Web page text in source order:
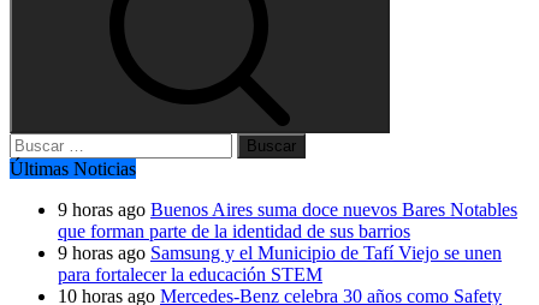
Buscar:
Últimas Noticias
9 horas ago Buenos Aires suma doce nuevos Bares Notables
que forman parte de la identidad de sus barrios
9 horas ago Samsung y el Municipio de Tafí Viejo se unen
para fortalecer la educación STEM
10 horas ago Mercedes-Benz celebra 30 años como Safety